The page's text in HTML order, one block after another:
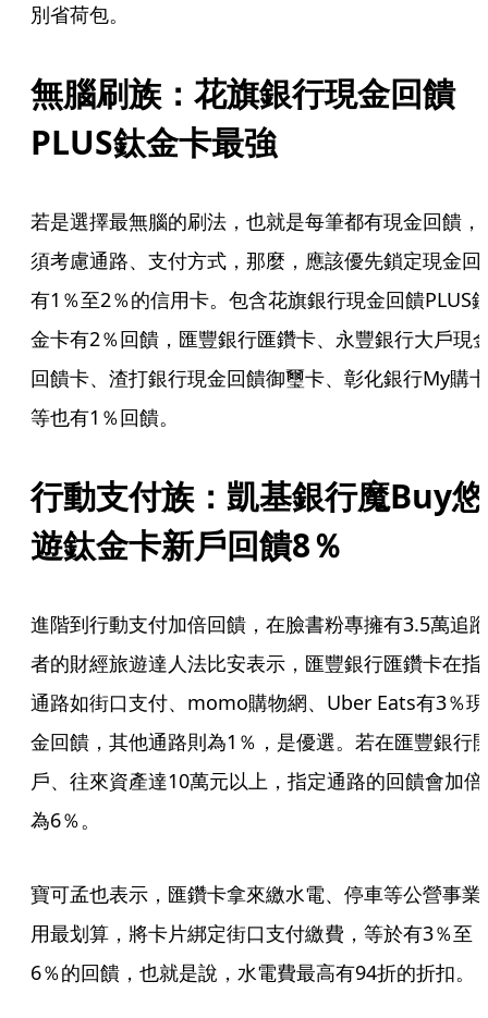
別省荷包。
無腦刷族：花旗銀行現金回饋
PLUS鈦金卡最強
若是選擇最無腦的刷法，也就是每筆都有現金回饋，
須考慮通路、支付方式，那麼，應該優先鎖定現金回
有1％至2％的信用卡。包含花旗銀行現金回饋PLUS
金卡有2％回饋，匯豐銀行匯鑽卡、永豐銀行大戶現
回饋卡、渣打銀行現金回饋御璽卡、彰化銀行My購卡
等也有1％回饋。
行動支付族：凱基銀行魔Buy悠
遊鈦金卡新戶回饋8％
進階到行動支付加倍回饋，在臉書粉專擁有3.5萬追蹤
者的財經旅遊達人法比安表示，匯豐銀行匯鑽卡在指
通路如街口支付、momo購物網、Uber Eats有3％現
金回饋，其他通路則為1％，是優選。若在匯豐銀行
戶、往來資產達10萬元以上，指定通路的回饋會加倍
為6％。
寶可孟也表示，匯鑽卡拿來繳水電、停車等公營事業
用最划算，將卡片綁定街口支付繳費，等於有3％至
6％的回饋，也就是說，水電費最高有94折的折扣。